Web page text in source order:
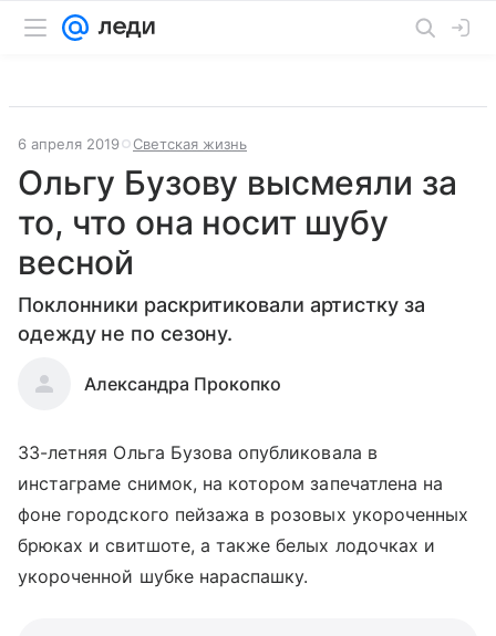
6 апреля 2019 Светская жизнь
Ольгу Бузову высмеяли за
то, что она носит шубу
весной
Поклонники раскритиковали артистку за
одежду не по сезону.
Александра Прокопко
33-летняя Ольга Бузова опубликовала в
инстаграме снимок, на котором запечатлена на
фоне городского пейзажа в розовых укороченных
брюках и свитшоте, а также белых лодочках и
укороченной шубке нараспашку.